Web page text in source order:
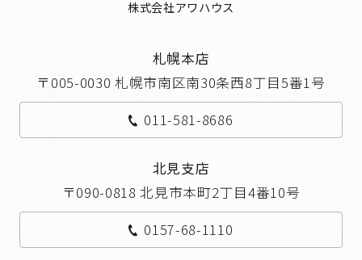
株式会社アワハウス
札幌本店
〒005-0030 札幌市南区南30条西8丁目5番1号
011-581-8686
北見支店
〒090-0818 北見市本町2丁目4番10号
0157-68-1110